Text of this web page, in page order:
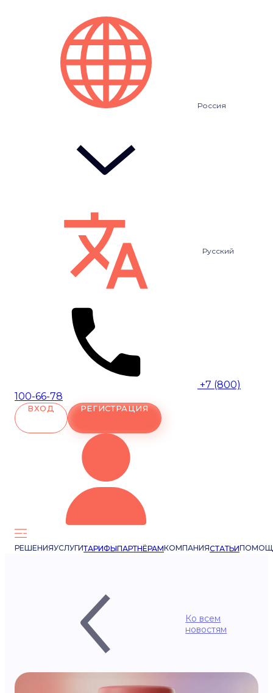
Россия
Русский
+7 (800)
100-66-78
ВХОД РЕГИСТРАЦИЯ
РЕШЕНИЯУСЛУГИТАРИФЫПАРТНЁРАМКОМПАНИЯСТАТЬИ
Ко всем
новостям